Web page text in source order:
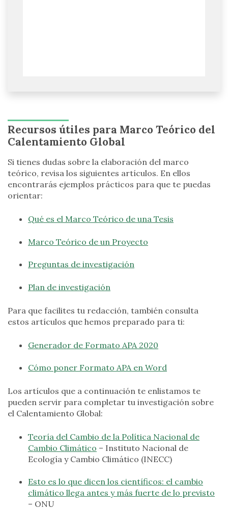
Recursos útiles para Marco Teórico del
Calentamiento Global
Si tienes dudas sobre la elaboración del marco
teórico, revisa los siguientes artículos. En ellos
encontrarás ejemplos prácticos para que te puedas
orientar:
Qué es el Marco Teórico de una Tesis
Marco Teórico de un Proyecto
Preguntas de investigación
Plan de investigación
Para que facilites tu redacción, también consulta
estos artículos que hemos preparado para ti:
Generador de Formato APA 2020
Cómo poner Formato APA en Word
Los artículos que a continuación te enlistamos te
pueden servir para completar tu investigación sobre
el Calentamiento Global:
Teoría del Cambio de la Política Nacional de
Cambio Climático – Instituto Nacional de
Ecología y Cambio Climático (INECC)
Esto es lo que dicen los científicos: el cambio
climático llega antes y más fuerte de lo previsto
– ONU